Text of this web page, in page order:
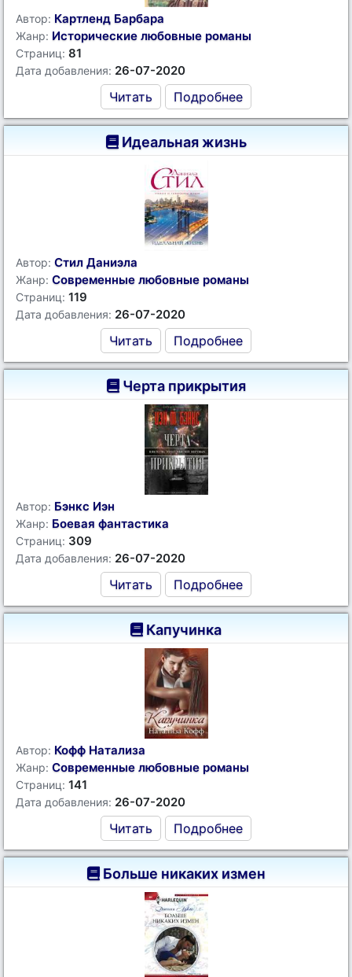
Автор: Картленд Барбара
Жанр: Исторические любовные романы
Страниц: 81
Дата добавления: 26-07-2020
Читать Подробнее
Идеальная жизнь
Автор: Стил Даниэла
Жанр: Современные любовные романы
Страниц: 119
Дата добавления: 26-07-2020
Читать Подробнее
Черта прикрытия
Автор: Бэнкс Иэн
Жанр: Боевая фантастика
Страниц: 309
Дата добавления: 26-07-2020
Читать Подробнее
Капучинка
Автор: Кофф Натализа
Жанр: Современные любовные романы
Страниц: 141
Дата добавления: 26-07-2020
Читать Подробнее
Больше никаких измен